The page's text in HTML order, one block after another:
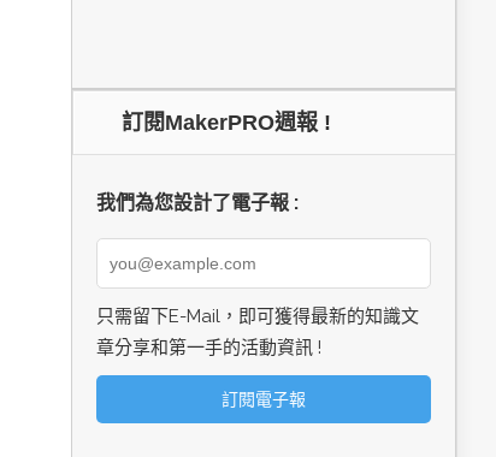
訂閱MakerPRO週報 !
我們為您設計了電子報 :
只需留下E-Mail，即可獲得最新的知識文
章分享和第一手的活動資訊 !